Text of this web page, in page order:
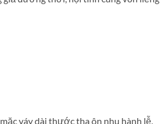
váy dài thước tha ôn nhu hành lễ,